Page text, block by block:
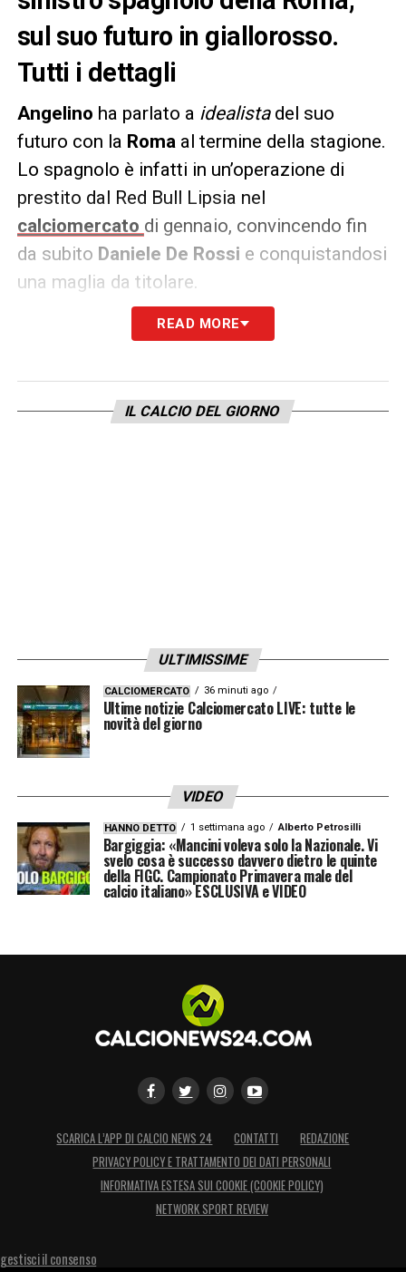
sul suo futuro in giallorosso.
Tutti i dettagli
Angelino ha parlato a idealistadel suo
futuro con la Roma al termine della stagione.
Lo spagnolo è infatti in un’operazione di
prestito dal Red Bull Lipsia nel
calciomercato di gennaio, convincendo fin
da subito Daniele De Rossi e conquistandosi
una maglia da titolare.
«I miei familiari stanno molto
tempo. Roma mi è piaciuta subito, così
come alla mia famiglia».
READ MORE
IL CALCIO DEL GIORNO
ULTIMISSIME
CALCIOMERCATO 36 minuti ago
Ultime notizie Calciomercato LIVE: tutte le
novità del giorno
VIDEO
HANNO DETTO 1 settimana ago Alberto Petrosilli
Bargiggia: «Mancini voleva solo la Nazionale. Vi
svelo cosa è successo davvero dietro le quinte
della FIGC. Campionato Primavera male del
calcio italiano» ESCLUSIVA e VIDEO
SCARICA L’APP DI CALCIO NEWS 24 CONTATTI
REDAZIONE
PRIVACY POLICY E TRATTAMENTO DEI DATI PERSONALI
INFORMATIVA ESTESA SUI COOKIE (COOKIE POLICY)
NETWORK SPORT REVIEW
gestisci il consenso